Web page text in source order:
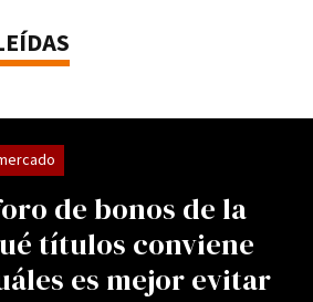
de bonos de la
títulos conviene
es mejor evitar